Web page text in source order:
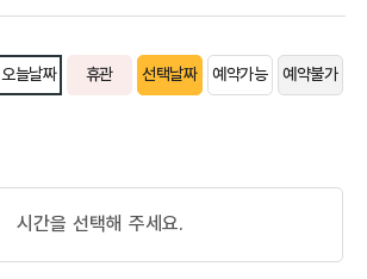
오늘날짜 휴관 선택날짜 예약가능 예약불가
시간을 선택해 주세요.